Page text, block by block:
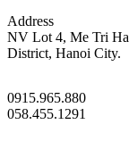
Address
NV Lot 4, Me Tri
District, Hanoi City.
0915.965.880
058.455.1291